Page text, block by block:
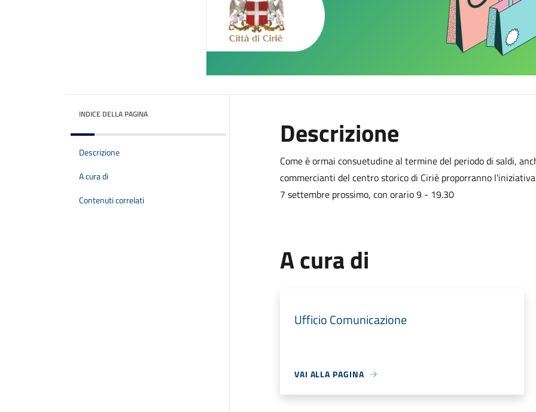
INDICE DELLA PAGINA
Descrizione
A cura di
Contenuti correlati
Descrizione
Come è ormai consuetudine al termine del periodo di saldi,
commercianti del centro storico di Ciriè proporranno
7 settembre prossimo, con orario 9 - 19.30
A cura di
Ufficio Comunicazione
VAI ALLA PAGINA